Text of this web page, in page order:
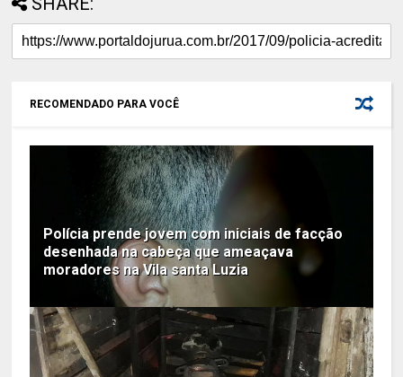
RECOMENDADO PARA VOCÊ
Polícia prende jovem com iniciais de facção
desenhada na cabeça que ameaçava
moradores na Vila santa Luzia